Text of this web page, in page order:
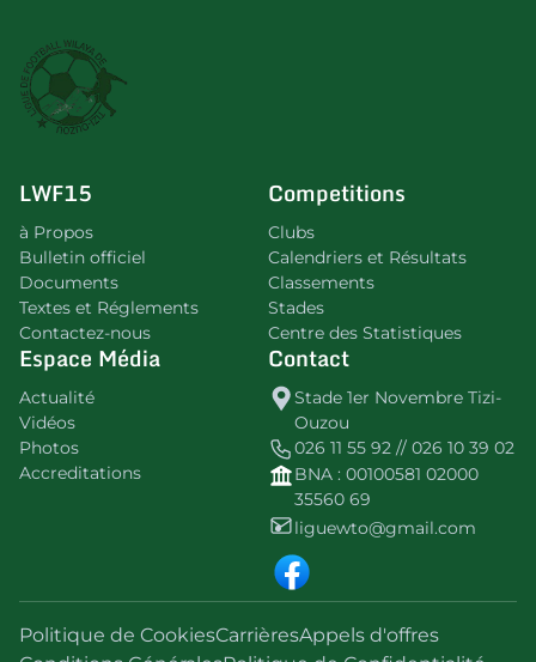
LWF15
à Propos
Bulletin officiel
Documents
Textes et Réglements
Contactez-nous
Competitions
Clubs
Calendriers et Résultats
Classements
Stades
Centre des Statistiques
Espace Média
Actualité
Vidéos
Photos
Accreditations
Contact
Stade 1er Novembre Tizi-
Ouzou
026 11 55 92 // 026 10 39 02
BNA : 00100581 02000
35560 69
liguewto@gmail.com
Politique de CookiesCarrièresAppels d'offres